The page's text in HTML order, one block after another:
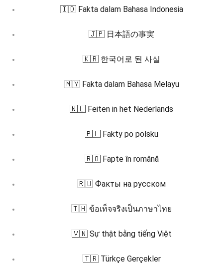
🇮🇩 Fakta dalam Bahasa Indonesia
🇯🇵 日本語の事実
🇰🇷 한국어로 된 사실
🇲🇾 Fakta dalam Bahasa Melayu
🇳🇱 Feiten in het Nederlands
🇵🇱 Fakty po polsku
🇷🇴 Fapte în română
🇷🇺 Факты на русском
🇹🇭 ข้อเท็จจริงเป็นภาษาไทย
🇻🇳 Sự thật bằng tiếng Việt
🇹🇷 Türkçe Gerçekler